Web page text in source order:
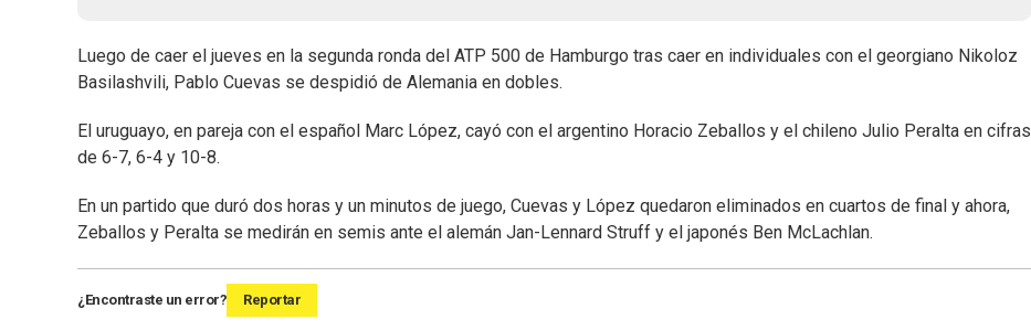
Luego de caer el jueves en la segunda ronda del ATP 500 de Hamburgo tras caer en individuales con el georgiano Nikoloz
Basilashvili, Pablo Cuevas se despidió de Alemania en dobles.
El uruguayo, en pareja con el español Marc López, cayó con el argentino Horacio Zeballos y el chileno Julio Peralta en cifras
de 6-7, 6-4 y 10-8.
En un partido que duró dos horas y un minutos de juego, Cuevas y López quedaron eliminados en cuartos de final y ahora,
Zeballos y Peralta se medirán en semis ante el alemán Jan-Lennard Struff y el japonés Ben McLachlan.
¿Encontraste un error? Reportar